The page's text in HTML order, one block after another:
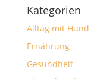
Kategorien
Alltag mit Hund
Ernährung
Gesundheit